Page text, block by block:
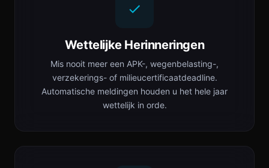
Wettelijke Herinneringen
Mis nooit meer een APK-, wegenbelasting-,
verzekerings- of milieucertificaatdeadline.
Automatische meldingen houden u het hele jaar
wettelijk in orde.